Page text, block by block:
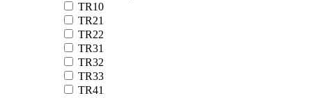
TR10
TR21
TR22
TR31
TR32
TR33
TR41